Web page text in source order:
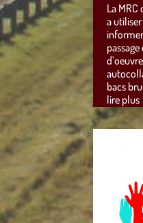
La MRC
a
bacs
lire plus